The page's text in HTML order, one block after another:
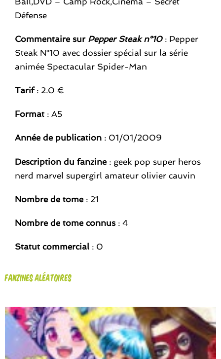
Défense
Commentaire sur Pepper Steak n°10: Pepper
Steak N°10 avec dossier spécial sur la série
animée Spectacular Spider-Man
Tarif: 2.0 €
Format : A5
Année de publication : 01/01/2009
Description du fanzine : geek pop super heros
nerd marvel supergirl amateur olivier cauvin
Nombre de tome : 21
Nombre de tome connus : 4
Statut commercial : 0
Fanzines aléatoires